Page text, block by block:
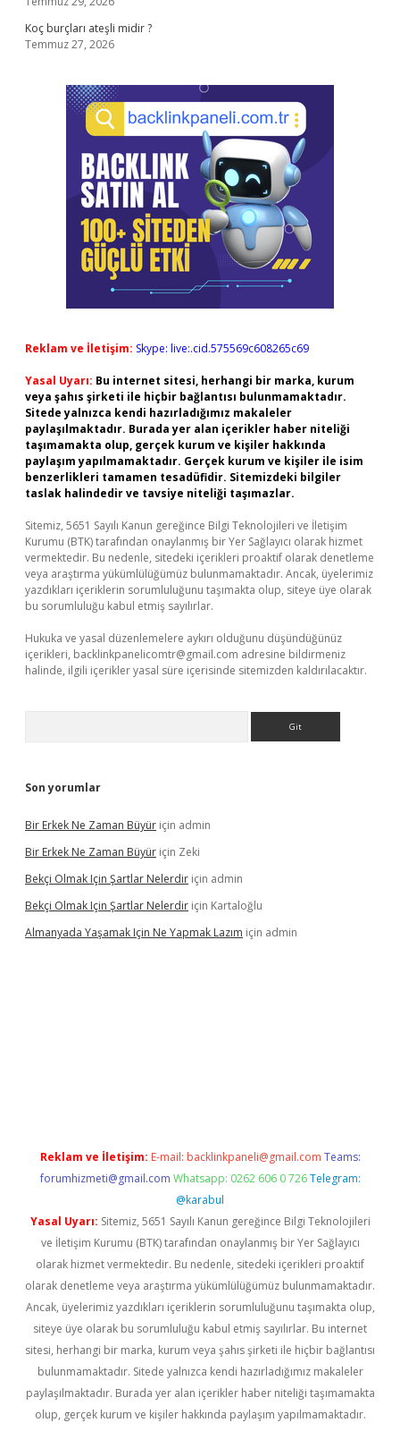
Koç burçları ateşli midir ?
Temmuz 27, 2026
Reklam ve İletişim: Skype: live:.cid.575569c608265c69
Yasal Uyarı: Bu internet sitesi, herhangi bir marka, kurum
veya şahıs şirketi ile hiçbir bağlantısı bulunmamaktadır.
Sitede yalnızca kendi hazırladığımız makaleler
paylaşılmaktadır. Burada yer alan içerikler haber niteliği
taşımamakta olup, gerçek kurum ve kişiler hakkında
paylaşım yapılmamaktadır. Gerçek kurum ve kişiler ile isim
benzerlikleri tamamen tesadüfidir. Sitemizdeki bilgiler
taslak halindedir ve tavsiye niteliği taşımazlar.
Sitemiz, 5651 Sayılı Kanun gereğince Bilgi Teknolojileri ve İletişim
Kurumu (BTK) tarafından onaylanmış bir Yer Sağlayıcı olarak hizmet
vermektedir. Bu nedenle, sitedeki içerikleri proaktif olarak denetleme
veya araştırma yükümlülüğümüz bulunmamaktadır. Ancak, üyelerimiz
yazdıkları içeriklerin sorumluluğunu taşımakta olup, siteye üye olarak
bu sorumluluğu kabul etmiş sayılırlar.
Hukuka ve yasal düzenlemelere aykırı olduğunu düşündüğünüz
içerikleri, backlinkpanelicomtr@gmail.com adresine bildirmeniz
halinde, ilgili içerikler yasal süre içerisinde sitemizden kaldırılacaktır.
Son yorumlar
Bir Erkek Ne Zaman Büyür için admin
Bir Erkek Ne Zaman Büyür için Zeki
Bekçi Olmak Için Şartlar Nelerdir için admin
Bekçi Olmak Için Şartlar Nelerdir için Kartaloğlu
Almanyada Yaşamak Için Ne Yapmak Lazım için admin
Reklam ve İletişim: E-mail: backlinkpaneli@gmail.com Teams:
forumhizmeti@gmail.com Whatsapp: 0262 606 0 726 Telegram:
@karabul
Yasal Uyarı: Sitemiz, 5651 Sayılı Kanun gereğince Bilgi Teknolojileri
ve İletişim Kurumu (BTK) tarafından onaylanmış bir Yer Sağlayıcı
olarak hizmet vermektedir. Bu nedenle, sitedeki içerikleri proaktif
olarak denetleme veya araştırma yükümlülüğümüz bulunmamaktadır.
Ancak, üyelerimiz yazdıkları içeriklerin sorumluluğunu taşımakta olup,
siteye üye olarak bu sorumluluğu kabul etmiş sayılırlar. Bu internet
sitesi, herhangi bir marka, kurum veya şahıs şirketi ile hiçbir bağlantısı
bulunmamaktadır. Sitede yalnızca kendi hazırladığımız makaleler
paylaşılmaktadır. Burada yer alan içerikler haber niteliği taşımamakta
olup, gerçek kurum ve kişiler hakkında paylaşım yapılmamaktadır.